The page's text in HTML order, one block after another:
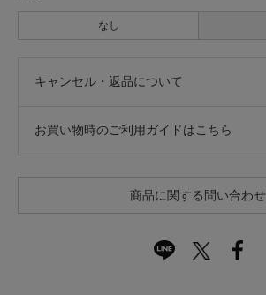
なし
キャンセル・返品について
お買い物時のご利用ガイドはこちら
商品に関する問い合わせ